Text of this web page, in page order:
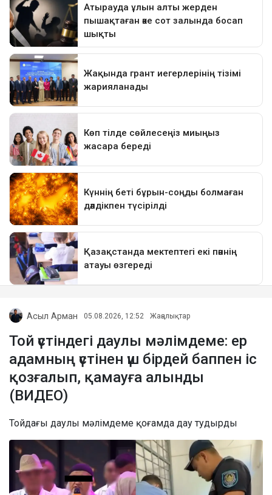
Асыл Арман 05.08.2026, 12:52 Жаңалықтар
Той үстіндегі даулы мәлімдеме: ер
адамның үстінен үш бірдей баппен іс
қозғалып, қамауға алынды
(ВИДЕО)
Тойдағы даулы мәлімдеме қоғамда дау тудырды